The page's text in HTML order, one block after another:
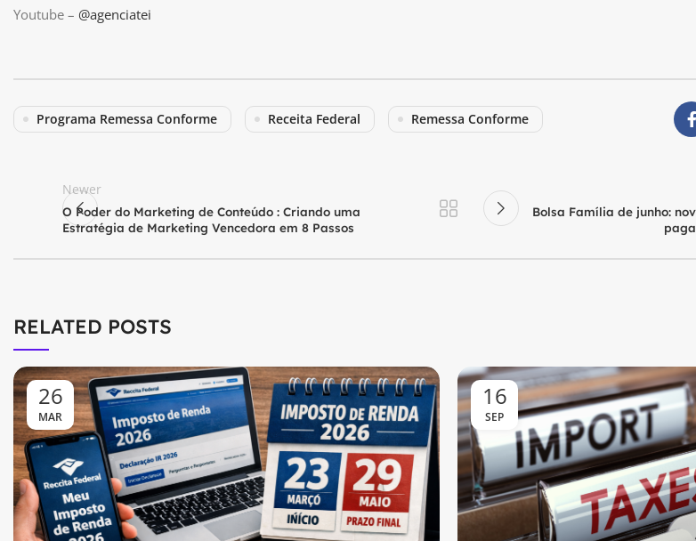
Youtube – @agenciatei
Programa Remessa Conforme Receita Federal Remessa Conforme
Newer
O Poder do Marketing de Conteúdo : Criando uma
Estratégia de Marketing Vencedora em 8 Passos
Bolsa Família de junho:
RELATED POSTS
26
MAR
16
SEP